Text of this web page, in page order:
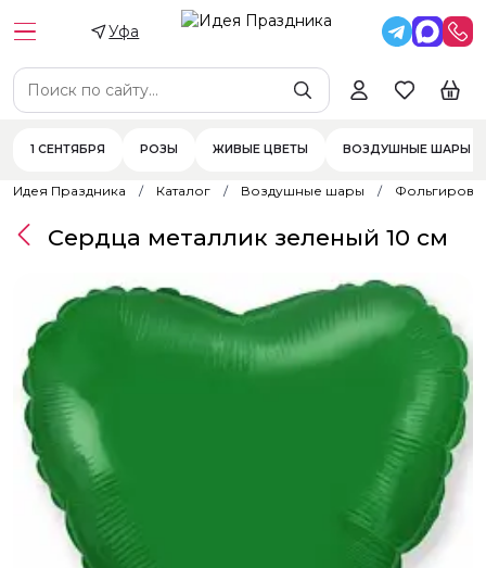
Уфа
1 СЕНТЯБРЯ РОЗЫ ЖИВЫЕ ЦВЕТЫ ВОЗДУШНЫЕ ШАРЫ
Идея Праздника Каталог Воздушные шары
Сердца металлик зеленый 10 см